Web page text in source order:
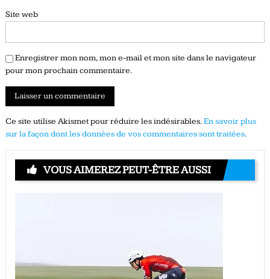
Site web
Enregistrer mon nom, mon e-mail et mon site dans le navigateur
pour mon prochain commentaire.
Ce site utilise Akismet pour réduire les indésirables.En savoir plus
sur la façon dont les données de vos commentaires sont traitées.
VOUS AIMEREZ PEUT-ÊTRE AUSSI